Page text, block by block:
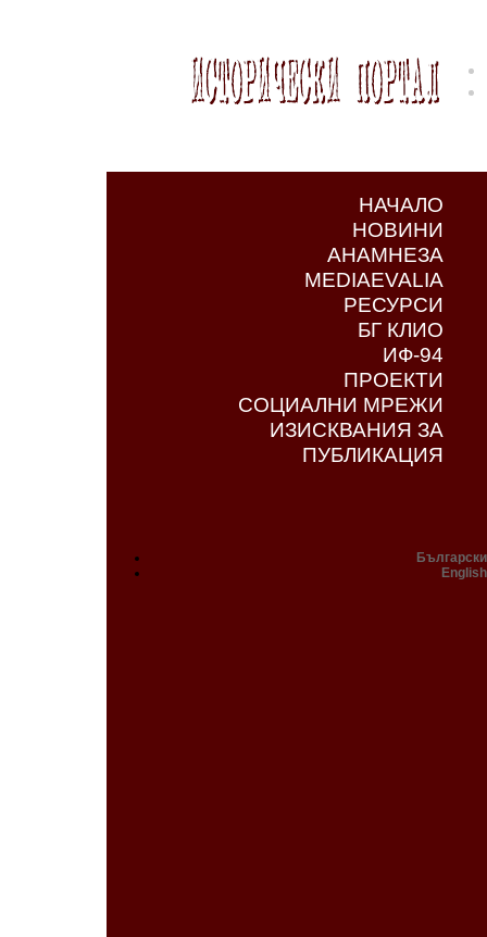
НАЧАЛО
НОВИНИ
АНАМНЕЗА
MEDIAEVALIA
РЕСУРСИ
БГ КЛИО
ИФ-94
ПРОЕКТИ
СОЦИАЛНИ МРЕЖИ
ИЗИСКВАНИЯ ЗА
ПУБЛИКАЦИЯ
Български
English